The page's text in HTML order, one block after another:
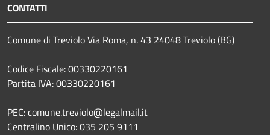
CONTATTI
Comune di Treviolo Via Roma, n. 43 24048 Treviolo (BG)
Codice Fiscale: 00330220161
Partita IVA: 00330220161
PEC: comune.treviolo@legalmail.it
Centralino Unico:035 205 9111